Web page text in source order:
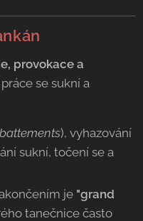
provokace a
se sukní a
battements), vyhazování
sukní, točení se a
je "grand
tanečnice často